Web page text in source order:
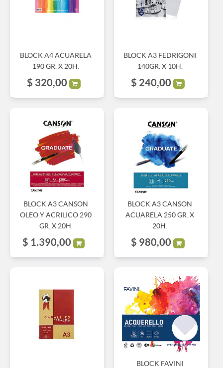
BLOCK A4 ACUARELA
190 GR. X 20H.
$ 320,00
BLOCK A3 FEDRIGONI
140GR. X 10H.
$ 240,00
BLOCK A3 CANSON
OLEO Y ACRILICO 290
GR. X 20H.
$ 1.390,00
BLOCK A3 CANSON
ACUARELA 250 GR. X
20H.
$ 980,00
BLOCK FAVINI